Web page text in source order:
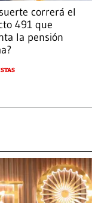
correrá el
491 que
la pensión